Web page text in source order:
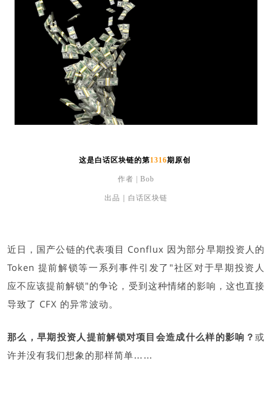
这是白话区块链的第1316期原创
作者 | Bob
出品｜白话区块链
近日，国产公链的代表项目 Conflux 因为部分早期投资人的
Token 提前解锁等一系列事件引发了"社区对于早期投资人
应不应该提前解锁"的争论，受到这种情绪的影响，这也直接
导致了 CFX 的异常波动。
那么，早期投资人提前解锁对项目会造成什么样的影响？ 或
许并没有我们想象的那样简单……